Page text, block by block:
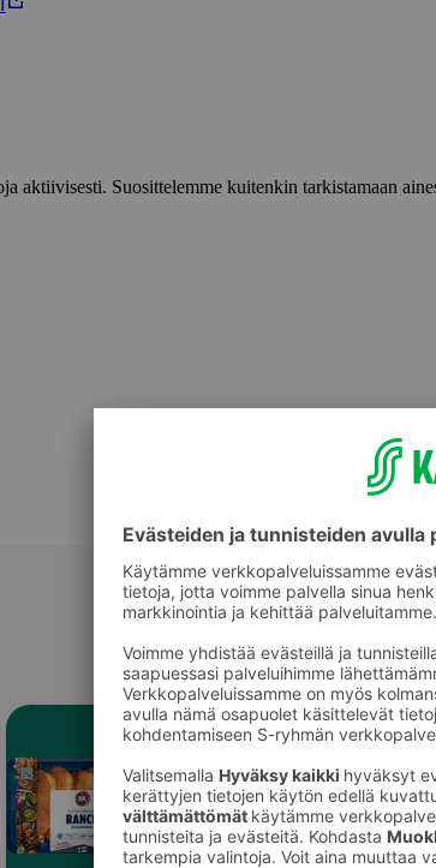
aktiivisesti. Suosittelemme kuitenkin tarkistamaan